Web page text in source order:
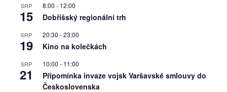
SRP
15
8:00 - 12:00
Dobříšský regionální trh
SRP
19
20:30 -23:00
Kino na kolečkách
SRP
21
10:00 - 11:00
Připomínka invaze vojsk Varšavské smlouvy do
Československa